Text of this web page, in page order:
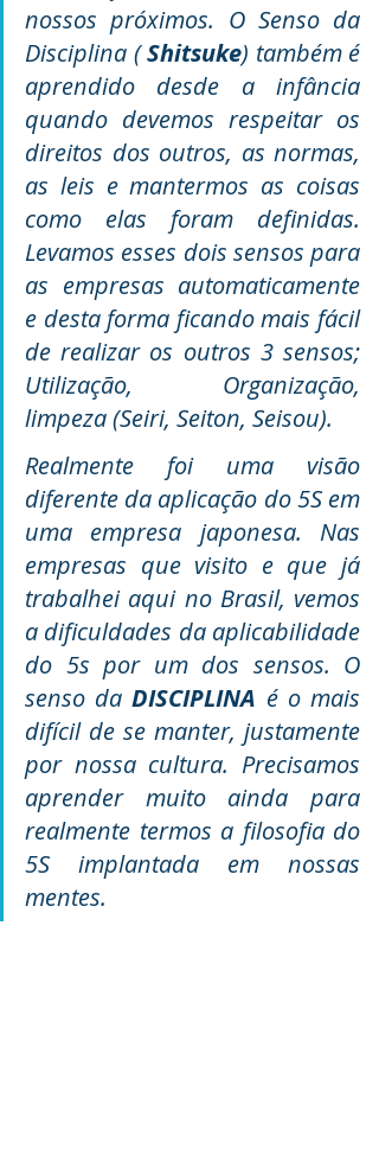
nossos próximos. O Senso da
Disciplina ( Shitsuke) também é
aprendido desde a infância
quando devemos respeitar os
direitos dos outros, as normas,
as leis e mantermos as coisas
como elas foram definidas.
Levamos esses dois sensos para
as empresas automaticamente
e desta forma ficando mais fácil
de realizar os outros 3 sensos;
Utilização, Organização,
limpeza (Seiri, Seiton, Seisou).
Realmente foi uma visão
diferente da aplicação do 5S em
uma empresa japonesa. Nas
empresas que visito e que já
trabalhei aqui no Brasil, vemos
a dificuldades da aplicabilidade
do 5s por um dos sensos. O
senso da DISCIPLINA é o mais
difícil de se manter, justamente
por nossa cultura. Precisamos
aprender muito ainda para
realmente termos a filosofia do
5S implantada em nossas
mentes.